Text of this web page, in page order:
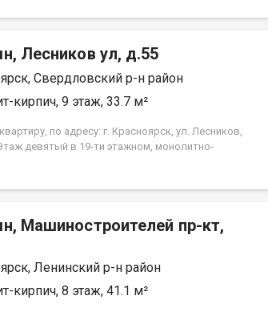
Лесников ул, д.55
Свердловский р-н район
кирпич, 9 этаж, 33.7 м²
по адресу: г. Красноярск, ул. Лесников,
девятый в 19-ти этажном, монолитно-
застройщика. Экологически благоприятный
транспортная доступность до других
города. Близость знаковых мест отдыха, досуга и
- заповедник «Столбы», Фанпарк «Бобровый
флоры и фауны «Роев ручей». Благоустроенная
протяженностью 1450 метров вдоль реки
500 метров вдоль реки Базаиха с
Машиностроителей пр-кт,
Ленинский р-н район
кирпич, 8 этаж, 41.1 м²